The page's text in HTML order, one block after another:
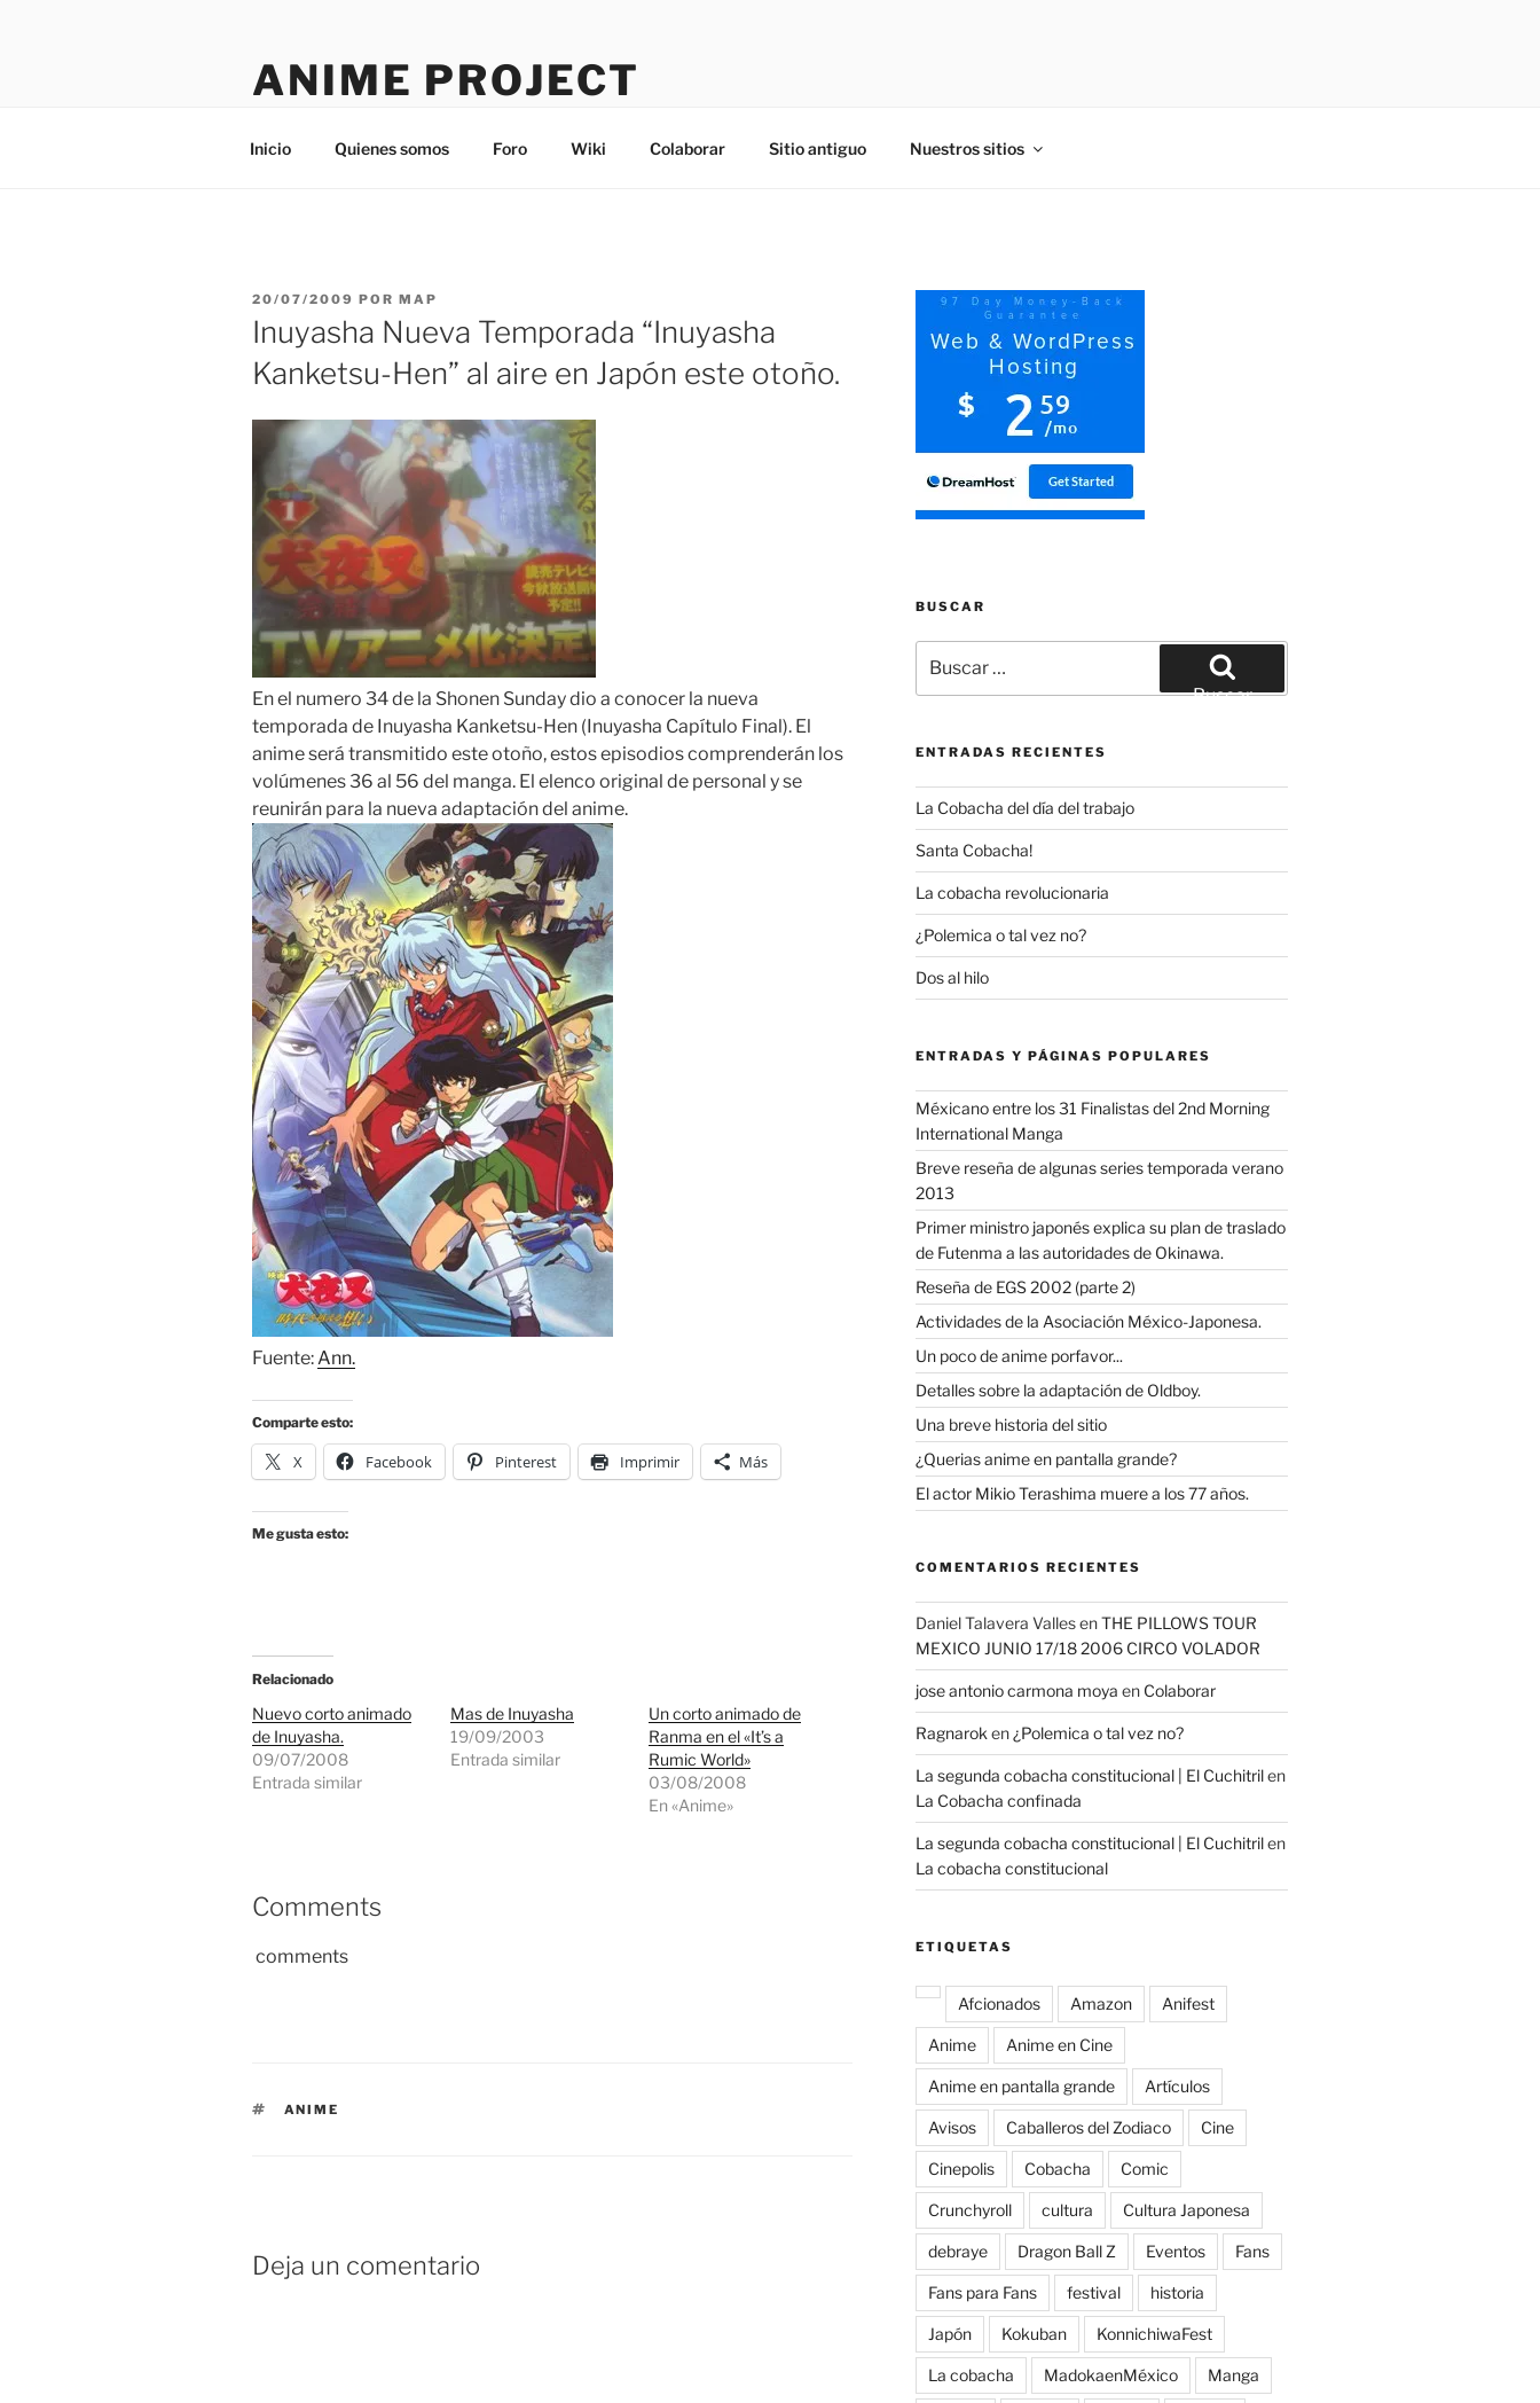
ANIME PROJECT
Inicio Quienes somos Foro Wiki Colaborar Sitio antiguo Nuestros sitios
PUBLICADO
EL
20/07/2009 POR MAP
Inuyasha Nueva Temporada “Inuyasha
Kanketsu-Hen” al aire en Japón este otoño.
En el numero 34 de la Shonen Sunday dio a conocer la nueva
temporada de Inuyasha Kanketsu-Hen (Inuyasha Capítulo Final). El
anime será transmitido este otoño, estos episodios comprenderán los
volúmenes 36 al 56 del manga. El elenco original de personal y se
reunirán para la nueva adaptación del anime.
Fuente:Ann.
Comparte esto:
X Facebook Pinterest Imprimir Más
Me gusta esto:
Relacionado
Nuevo corto animado
de Inuyasha.
09/07/2008
Entrada similar
Mas de Inuyasha
19/09/2003
Entrada similar
Un corto animado de
Ranma en el «It’s a
Rumic World»
03/08/2008
En «Anime»
Comments
comments
ETIQUETAS
ANIME
Deja un comentario
BUSCAR
por:
Buscar
ENTRADAS RECIENTES
La Cobacha del día del trabajo
Santa Cobacha!
La cobacha revolucionaria
¿Polemica o tal vez no?
Dos al hilo
ENTRADAS Y PÁGINAS POPULARES
Méxicano entre los 31 Finalistas del 2nd Morning
International Manga
Breve reseña de algunas series temporada verano
2013
Primer ministro japonés explica su plan de traslado
de Futenma a las autoridades de Okinawa.
Reseña de EGS 2002 (parte 2)
Actividades de la Asociación México-Japonesa.
Un poco de anime porfavor...
Detalles sobre la adaptación de Oldboy.
Una breve historia del sitio
¿Querias anime en pantalla grande?
El actor Mikio Terashima muere a los 77 años.
COMENTARIOS RECIENTES
Daniel Talavera VallesenTHE PILLOWS TOUR
MEXICO JUNIO 17/18 2006 CIRCO VOLADOR
jose antonio carmona moya en Colaborar
Ragnarok en¿Polemica o tal vez no?
La segunda cobacha constitucional | El Cuchitrilen
La Cobacha confinada
La segunda cobacha constitucional | El Cuchitrilen
La cobacha constitucional
ETIQUETAS
Afcionados Amazon Anifest
Anime Anime en Cine
Anime en pantalla grande Artículos
Avisos Caballeros del Zodiaco Cine
Cinepolis Cobacha Comic
Crunchyroll cultura Cultura Japonesa
debraye Dragon Ball Z Eventos Fans
Fans para Fans festival historia
Japón Kokuban KonnichiwaFest
La cobacha MadokaenMéxico Manga